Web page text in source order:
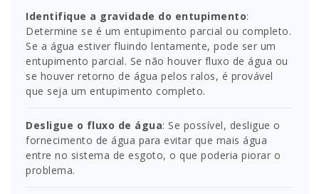
Identifique a gravidade do entupimento:
Determine se é um entupimento parcial ou completo.
Se a água estiver fluindo lentamente, pode ser um
entupimento parcial. Se não houver fluxo de água ou
se houver retorno de água pelos ralos, é provável
que seja um entupimento completo.
Desligue o fluxo de água: Se possível, desligue o
fornecimento de água para evitar que mais água
entre no sistema de esgoto, o que poderia piorar o
problema.